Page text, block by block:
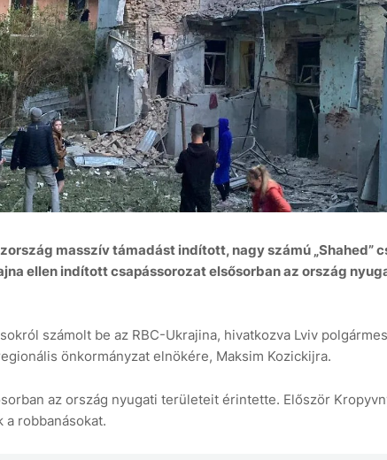
masszív támadást indított, nagy számú „Shahed”
ellen indított csapássorozat elsősorban az ország
számolt be az RBC-Ukrajina, hivatkozva Lviv
önkormányzat elnökére, Maksim Kozickijra.
az ország nyugati területeit érintette. Először
robbanásokat.